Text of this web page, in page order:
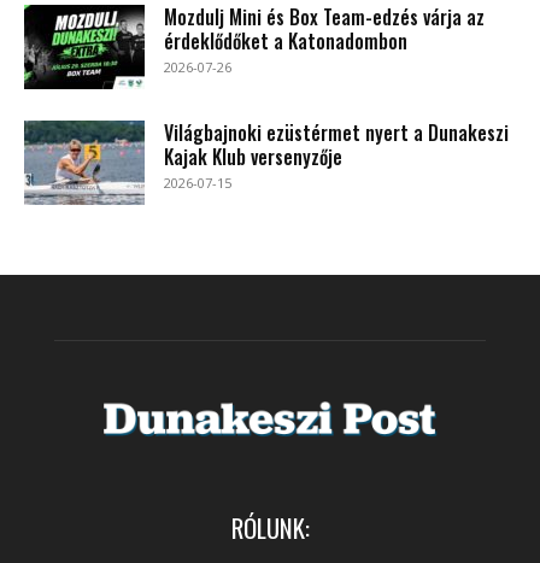
Mozdulj Mini és Box Team-edzés várja az
érdeklődőket a Katonadombon
2026-07-26
Világbajnoki ezüstérmet nyert a Dunakeszi
Kajak Klub versenyzője
2026-07-15
RÓLUNK: